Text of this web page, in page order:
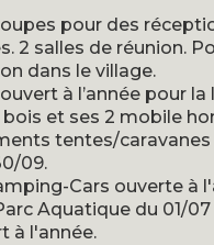
pour des
2 salles de réunion.
dans le village.
à l’année pour
bois et ses 2 mobile
tentes/
09.
Cars ouverte à
Aquatique du 01/07
à l'année.